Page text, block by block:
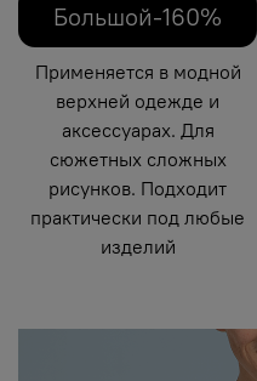
Большой-160%
Применяется в модной
верхней одежде и
аксессуарах. Для
сюжетных сложных
рисунков. Подходит
практически под любые
изделий